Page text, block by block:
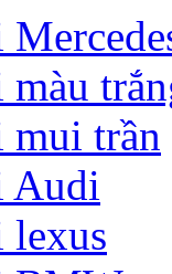
mui trần
Audi
lexus